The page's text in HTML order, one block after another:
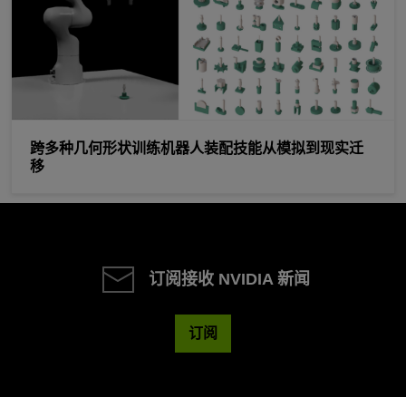
跨多种几何形状训练机器人装配技能从模拟到现实迁
移
订阅接收 NVIDIA 新闻
订阅